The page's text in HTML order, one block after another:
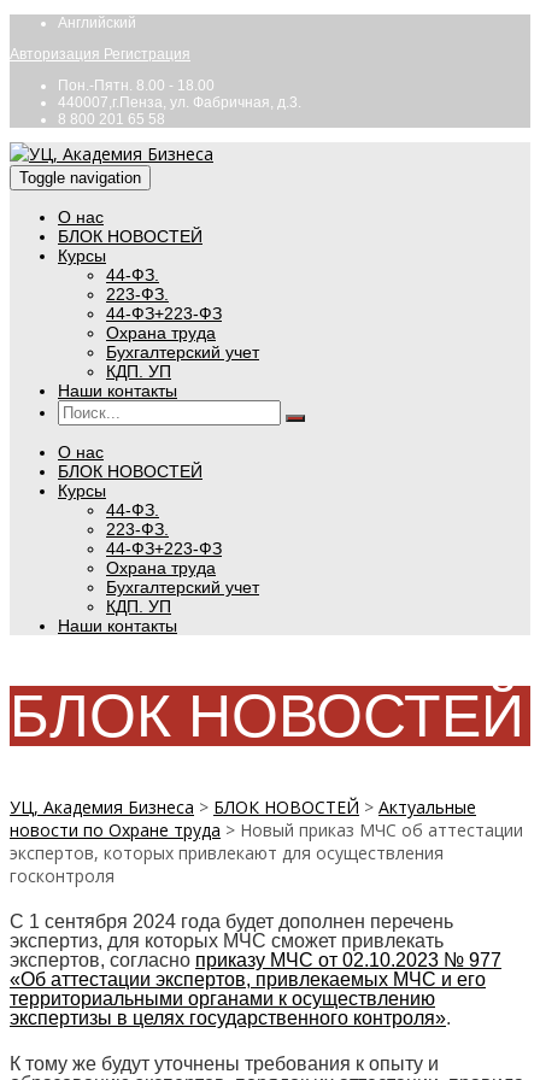
Английский
Авторизация Регистрация
Пон.-Пятн. 8.00 - 18.00
440007,г.Пенза, ул. Фабричная, д.3.
8 800 201 65 58
Toggle navigation
О нас
БЛОК НОВОСТЕЙ
Курсы
44-ФЗ.
223-ФЗ.
44-ФЗ+223-ФЗ
Охрана труда
Бухгалтерский учет
КДП. УП
Наши контакты
О нас
БЛОК НОВОСТЕЙ
Курсы
44-ФЗ.
223-ФЗ.
44-ФЗ+223-ФЗ
Охрана труда
Бухгалтерский учет
КДП. УП
Наши контакты
БЛОК НОВОСТЕЙ
УЦ, Академия Бизнеса > БЛОК НОВОСТЕЙ > Актуальные
новости по Охране труда > Новый приказ МЧС об аттестации
экспертов, которых привлекают для осуществления
госконтроля
С 1 сентября 2024 года будет дополнен перечень
экспертиз, для которых МЧС сможет привлекать
экспертов, согласно приказу МЧС от 02.10.2023 № 977
«Об аттестации экспертов, привлекаемых МЧС и его
территориальными органами к осуществлению
экспертизы в целях государственного контроля».
К тому же будут уточнены требования к опыту и